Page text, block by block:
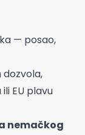
— posao,
EU plavu
nemačkog